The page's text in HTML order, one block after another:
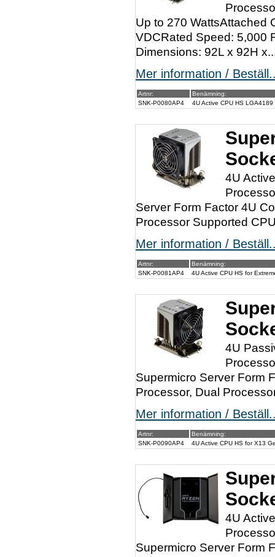
Up to 270 WattsAttached
VDCRated Speed: 5,000
Dimensions: 92L x 92H
Mer information /
Artnr:
Benämning:
SNK-P0080AP4
4U Active CPU HS
4U
Server Form Factor 4U
Processor Supported
Mer information /
Artnr:
Benämning:
SNK-P0081AP4
4U Active CPU HS for
4U
Supermicro Server Form
Processor, Dual
Mer information /
Artnr:
Benämning:
SNK-P0090AP4
4U Active CPU HS for X13
4U
Supermicro Server Form